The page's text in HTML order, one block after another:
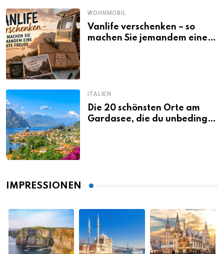
WOHNMOBIL
Vanlife verschenken – so
machen Sie jemandem eine
ITALIEN
Die 20 schönsten Orte am
Gardasee, die du unbedingt
IMPRESSIONEN